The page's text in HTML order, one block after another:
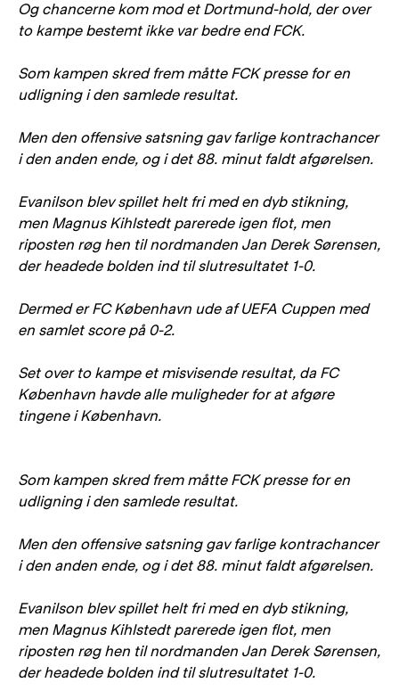
Og chancerne kom mod et Dortmund-hold, der over
to kampe bestemt ikke var bedre end FCK.
Som kampen skred frem måtte FCK presse for en
udligning i den samlede resultat.
Men den offensive satsning gav farlige kontrachancer
i den anden ende, og i det 88. minut faldt afgørelsen.
Evanilson blev spillet helt fri med en dyb stikning,
men Magnus Kihlstedt parerede igen flot, men
riposten røg hen til nordmanden Jan Derek Sørensen,
der headede bolden ind til slutresultatet 1-0.
Dermed er FC København ude af UEFA Cuppen med
en samlet score på 0-2.
Set over to kampe et misvisende resultat, da FC
København havde alle muligheder for at afgøre
tingene i København.
Som kampen skred frem måtte FCK presse for en
udligning i den samlede resultat.
Men den offensive satsning gav farlige kontrachancer
i den anden ende, og i det 88. minut faldt afgørelsen.
Evanilson blev spillet helt fri med en dyb stikning,
men Magnus Kihlstedt parerede igen flot, men
riposten røg hen til nordmanden Jan Derek Sørensen,
der headede bolden ind til slutresultatet 1-0.